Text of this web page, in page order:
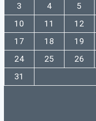
3
4 5
10
11 12
17
18 19
24
25 26
31